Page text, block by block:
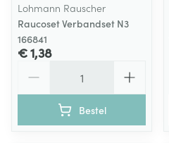
Lohmann Rauscher
Raucoset Verbandset N3
166841
€ 1,38
Bestel